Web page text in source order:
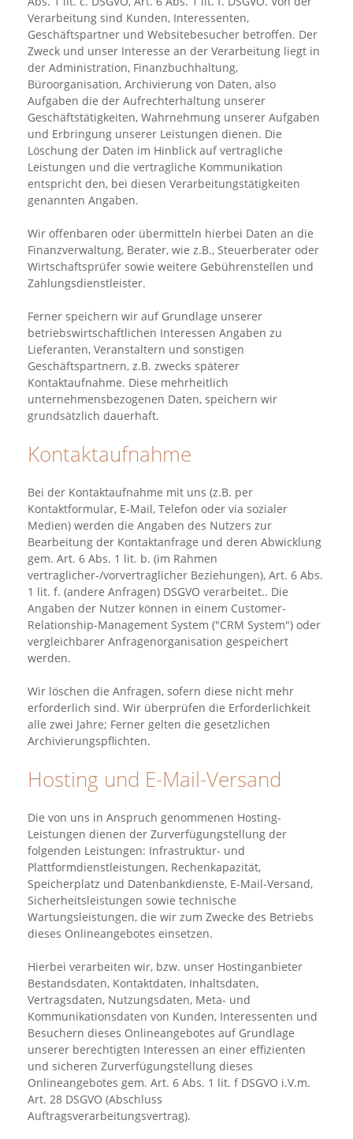
Verarbeitung sind Kunden, Interessenten,
Geschäftspartner und Websitebesucher betroffen. Der
Zweck und unser Interesse an der Verarbeitung liegt in
der Administration, Finanzbuchhaltung,
Büroorganisation, Archivierung von Daten, also
Aufgaben die der Aufrechterhaltung unserer
Geschäftstätigkeiten, Wahrnehmung unserer Aufgaben
und Erbringung unserer Leistungen dienen. Die
Löschung der Daten im Hinblick auf vertragliche
Leistungen und die vertragliche Kommunikation
entspricht den, bei diesen Verarbeitungstätigkeiten
genannten Angaben.
Wir offenbaren oder übermitteln hierbei Daten an die
Finanzverwaltung, Berater, wie z.B., Steuerberater oder
Wirtschaftsprüfer sowie weitere Gebührenstellen und
Zahlungsdienstleister.
Ferner speichern wir auf Grundlage unserer
betriebswirtschaftlichen Interessen Angaben zu
Lieferanten, Veranstaltern und sonstigen
Geschäftspartnern, z.B. zwecks späterer
Kontaktaufnahme. Diese mehrheitlich
unternehmensbezogenen Daten, speichern wir
grundsätzlich dauerhaft.
Kontaktaufnahme
Bei der Kontaktaufnahme mit uns (z.B. per
Kontaktformular, E-Mail, Telefon oder via sozialer
Medien) werden die Angaben des Nutzers zur
Bearbeitung der Kontaktanfrage und deren Abwicklung
gem. Art. 6 Abs. 1 lit. b. (im Rahmen
vertraglicher-/vorvertraglicher Beziehungen), Art. 6 Abs.
1 lit. f. (andere Anfragen) DSGVO verarbeitet.. Die
Angaben der Nutzer können in einem Customer-
Relationship-Management System ("CRM System") oder
vergleichbarer Anfragenorganisation gespeichert
werden.
Wir löschen die Anfragen, sofern diese nicht mehr
erforderlich sind. Wir überprüfen die Erforderlichkeit
alle zwei Jahre; Ferner gelten die gesetzlichen
Archivierungspflichten.
Hosting und E-Mail-Versand
Die von uns in Anspruch genommenen Hosting-
Leistungen dienen der Zurverfügungstellung der
folgenden Leistungen: Infrastruktur- und
Plattformdienstleistungen, Rechenkapazität,
Speicherplatz und Datenbankdienste, E-Mail-Versand,
Sicherheitsleistungen sowie technische
Wartungsleistungen, die wir zum Zwecke des Betriebs
dieses Onlineangebotes einsetzen.
Hierbei verarbeiten wir, bzw. unser Hostinganbieter
Bestandsdaten, Kontaktdaten, Inhaltsdaten,
Vertragsdaten, Nutzungsdaten, Meta- und
Kommunikationsdaten von Kunden, Interessenten und
Besuchern dieses Onlineangebotes auf Grundlage
unserer berechtigten Interessen an einer effizienten
und sicheren Zurverfügungstellung dieses
Onlineangebotes gem. Art. 6 Abs. 1 lit. f DSGVO i.V.m.
Art. 28 DSGVO (Abschluss
Auftragsverarbeitungsvertrag).